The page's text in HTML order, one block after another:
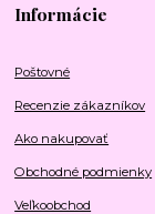
Informácie
Poštovné
Recenzie zákazníkov
Ako nakupovať
Obchodné podmienky
Veľkoobchod